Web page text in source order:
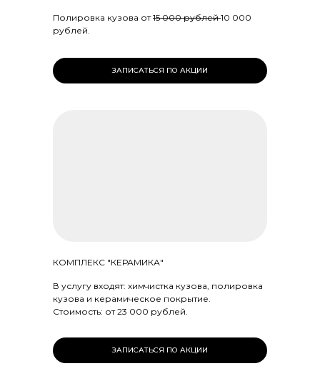
Полировка кузова от15 000 рублей10 000
рублей.
ЗАПИСАТЬСЯ ПО АКЦИИ
КОМПЛЕКС "КЕРАМИКА"
В услугу входят: химчистка кузова, полировка
кузова и керамическое покрытие.
Стоимость: от 23 000 рублей.
ЗАПИСАТЬСЯ ПО АКЦИИ